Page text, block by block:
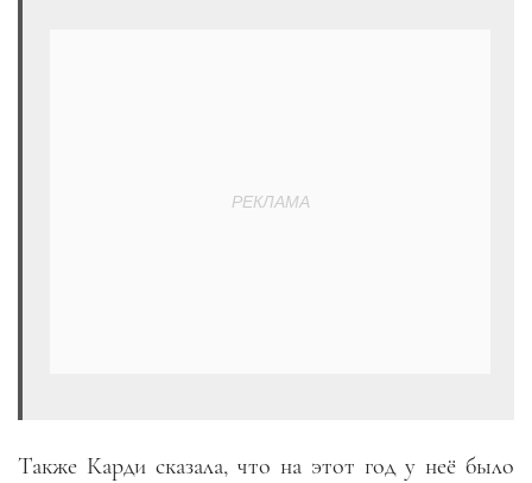
Также Карди сказала, что на этот год у неё было